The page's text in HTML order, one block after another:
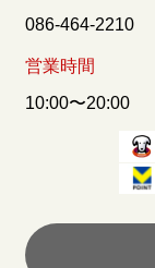
086-464-2210
営業時間
10:00〜20:00